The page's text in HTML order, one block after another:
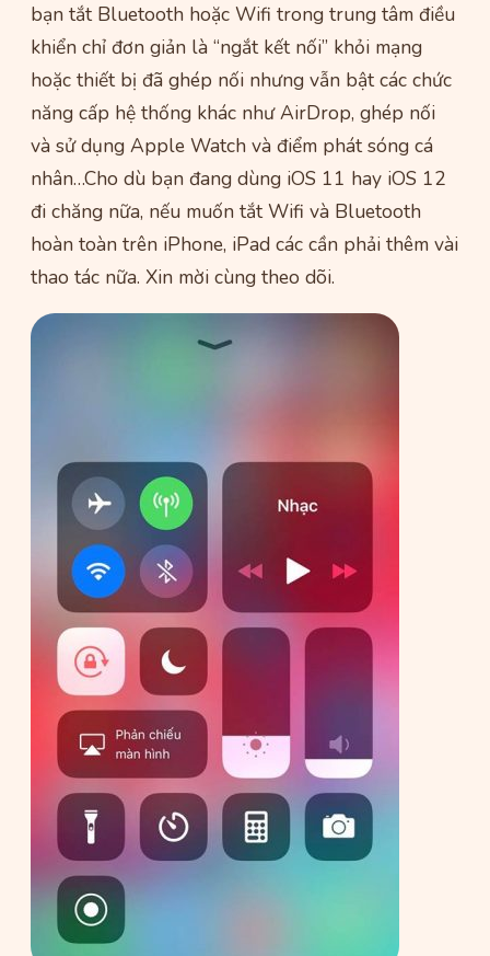
bạn tắt Bluetooth hoặc Wifi trong trung tâm điều
khiển chỉ đơn giản là “ngắt kết nối” khỏi mạng
hoặc thiết bị đã ghép nối nhưng vẫn bật các chức
năng cấp hệ thống khác như AirDrop, ghép nối
và sử dụng Apple Watch và điểm phát sóng cá
nhân…Cho dù bạn đang dùng iOS 11 hay iOS 12
đi chăng nữa, nếu muốn tắt Wifi và Bluetooth
hoàn toàn trên iPhone, iPad các cần phải thêm vài
thao tác nữa. Xin mời cùng theo dõi.